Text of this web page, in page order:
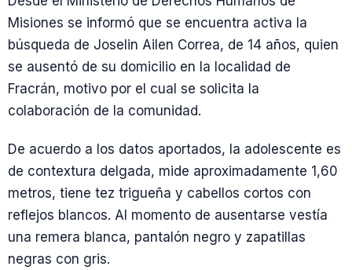
Misiones se informó que se encuentra activa la
búsqueda de Joselin Ailen Correa, de 14 años, quien
se ausentó de su domicilio en la localidad de
Fracrán, motivo por el cual se solicita la
colaboración de la comunidad.
De acuerdo a los datos aportados, la adolescente es
de contextura delgada, mide aproximadamente 1,60
metros, tiene tez trigueña y cabellos cortos con
reflejos blancos. Al momento de ausentarse vestía
una remera blanca, pantalón negro y zapatillas
negras con gris.